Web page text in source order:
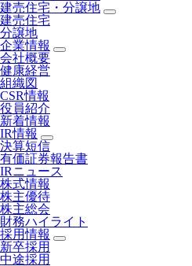
建売住宅・分譲地
建売住宅
分譲地
企業情報
会社概要
健康経営
組織図
CSR情報
役員紹介
新着情報
IR情報
決算短信
有価証券報告書
IRニュース
株式情報
株主優待
株主総会
財務ハイライト
採用情報
新卒採用
中途採用